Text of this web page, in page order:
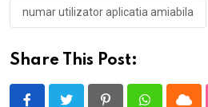
numar utilizator aplicatia amiabila
Share This Post: